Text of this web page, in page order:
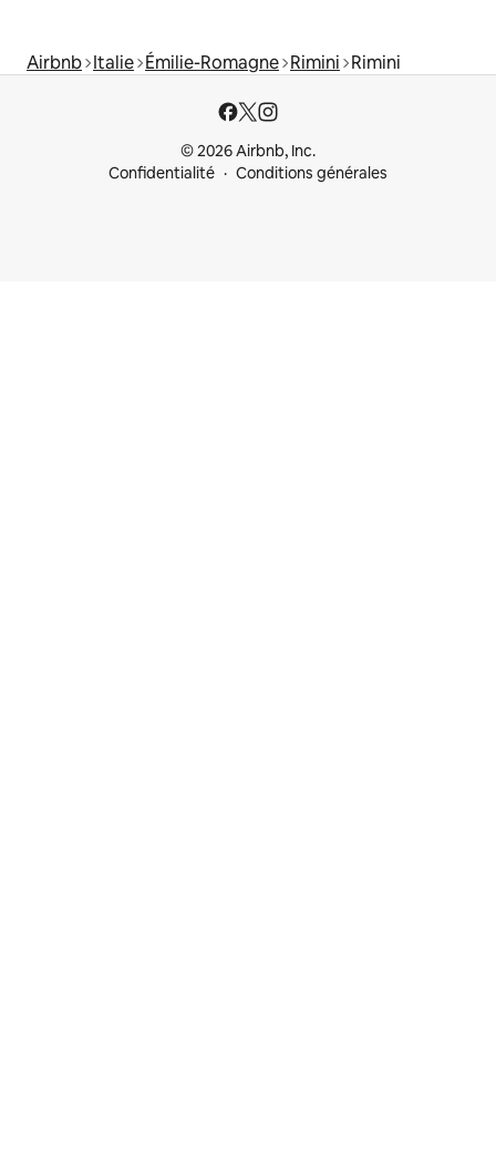
Airbnb Italie Émilie-Romagne Rimini Rimini
© 2026 Airbnb, Inc.
Confidentialité
Conditions générales